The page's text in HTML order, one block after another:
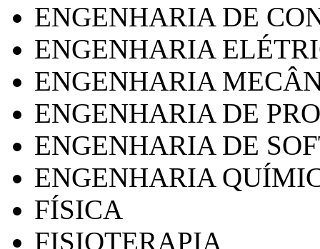
ENGENHARIA DE
ENGENHARIA
ENGENHARIA
ENGENHARIA DE
ENGENHARIA DE
ENGENHARIA
FÍSICA
FISIOTERAPIA